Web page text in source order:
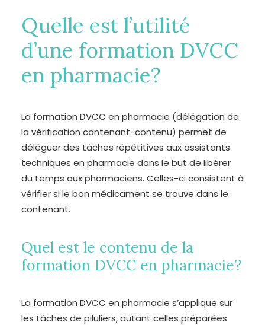
Quelle est l’utilité
d’une formation DVCC
en pharmacie?
La formation DVCC en pharmacie (délégation de
la vérification contenant-contenu) permet de
déléguer des tâches répétitives aux assistants
techniques en pharmacie dans le but de libérer
du temps aux pharmaciens. Celles-ci consistent à
vérifier si le bon médicament se trouve dans le
contenant.
Quel est le contenu de la
formation DVCC en pharmacie?
La formation DVCC en pharmacie s’applique sur
les tâches de piluliers, autant celles préparées